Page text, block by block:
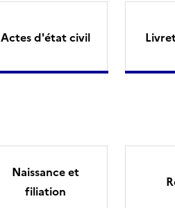
Actes d'état civil
Naissance et
filiation